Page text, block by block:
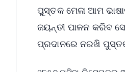
ପୁସ୍ତକ ମେଳା ଆମ
ଜୟନ୍ତୀ ପାଳନ କରିବ
ପ୍ରଦାନରେ ନରଖି